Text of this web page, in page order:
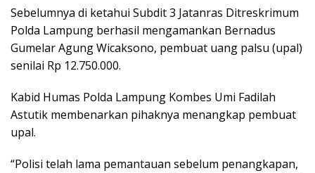
Sebelumnya di ketahui Subdit 3 Jatanras Ditreskrimum
Polda Lampung berhasil mengamankan Bernadus
Gumelar Agung Wicaksono, pembuat uang palsu (upal)
senilai Rp 12.750.000.
Kabid Humas Polda Lampung Kombes Umi Fadilah
Astutik membenarkan pihaknya menangkap pembuat
upal.
“Polisi telah lama pemantauan sebelum penangkapan,